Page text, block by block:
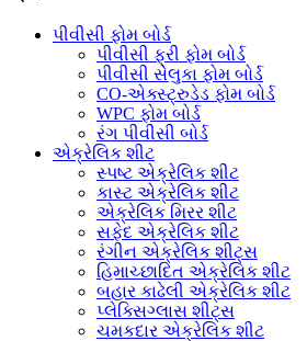
પીવીસી ફોમ બોર્ડ
પીવીસી ફ્રી ફોમ બોર્ડ
પીવીસી સેલુકા ફોમ બોર્ડ
CO-એક્સ્ટ્રુડેડ ફોમ બોર્ડ
WPC ફોમ બોર્ડ
રંગ પીવીસી બોર્ડ
એક્રેલિક શીટ
સ્પષ્ટ એક્રેલિક શીટ
કાસ્ટ એક્રેલિક શીટ
એક્રેલિક મિરર શીટ
સફેદ એક્રેલિક શીટ
રંગીન એક્રેલિક શીટ્સ
હિમાચ્છાદિત એક્રેલિક શીટ
બહાર કાઢેલી એક્રેલિક શીટ
પ્લેક્સિગ્લાસ શીટ્સ
ચમકદાર એક્રેલિક શીટ